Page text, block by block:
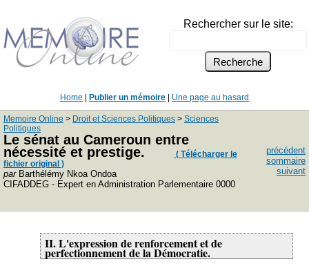
Rechercher sur le site:
Home Publier un mémoire Une page au hasard
Memoire Online > Droit et Sciences Politiques > Sciences
Politiques
Le sénat au Cameroun entre
nécessité et prestige.
( Télécharger le
fichier original )
parBarthélémy Nkoa Ondoa
CIFADDEG - Expert en Administration Parlementaire 0000
précédent
sommaire
suivant
II. L'expression de renforcement et de
perfectionnement de la Démocratie.